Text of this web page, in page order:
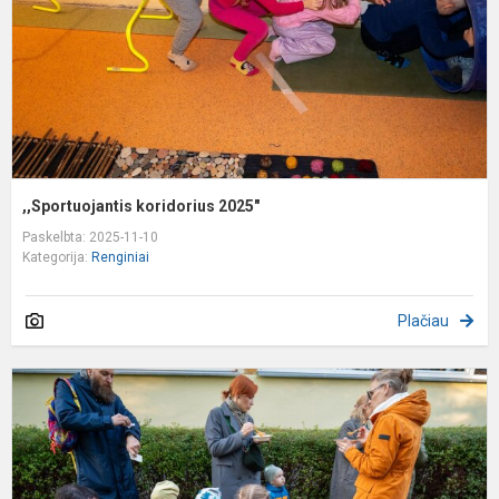
,,Sportuojantis koridorius 2025"
Paskelbta: 2025-11-10
Kategorija: Renginiai
Plačiau